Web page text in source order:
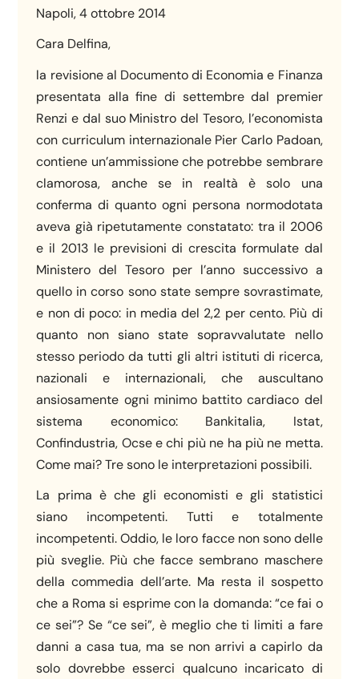
Napoli, 4 ottobre 2014
Cara Delfina,
la revisione al Documento di Economia e Finanza
presentata alla fine di settembre dal premier
Renzi e dal suo Ministro del Tesoro, l’economista
con curriculum internazionale Pier Carlo Padoan,
contiene un’ammissione che potrebbe sembrare
clamorosa, anche se in realtà è solo una
conferma di quanto ogni persona normodotata
aveva già ripetutamente constatato: tra il 2006
e il 2013 le previsioni di crescita formulate dal
Ministero del Tesoro per l’anno successivo a
quello in corso sono state sempre sovrastimate,
e non di poco: in media del 2,2 per cento. Più di
quanto non siano state sopravvalutate nello
stesso periodo da tutti gli altri istituti di ricerca,
nazionali e internazionali, che auscultano
ansiosamente ogni minimo battito cardiaco del
sistema economico: Bankitalia, Istat,
Confindustria, Ocse e chi più ne ha più ne metta.
Come mai? Tre sono le interpretazioni possibili.
La prima è che gli economisti e gli statistici
siano incompetenti. Tutti e totalmente
incompetenti. Oddio, le loro facce non sono delle
più sveglie. Più che facce sembrano maschere
della commedia dell’arte. Ma resta il sospetto
che a Roma si esprime con la domanda: “ce fai o
ce sei”? Se “ce sei”, è meglio che ti limiti a fare
danni a casa tua, ma se non arrivi a capirlo da
solo dovrebbe esserci qualcuno incaricato di